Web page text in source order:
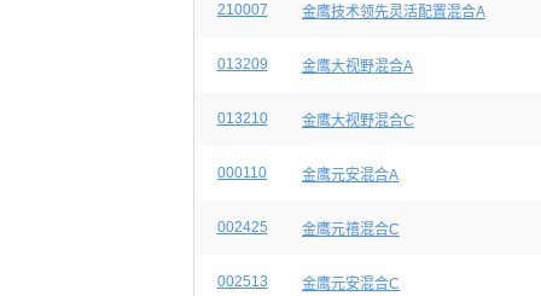
210007 金鹰技术领先灵活配置混合A
013209 金鹰大视野混合A
013210 金鹰大视野混合C
000110 金鹰元安混合A
002425 金鹰元禧混合C
002513 金鹰元安混合C